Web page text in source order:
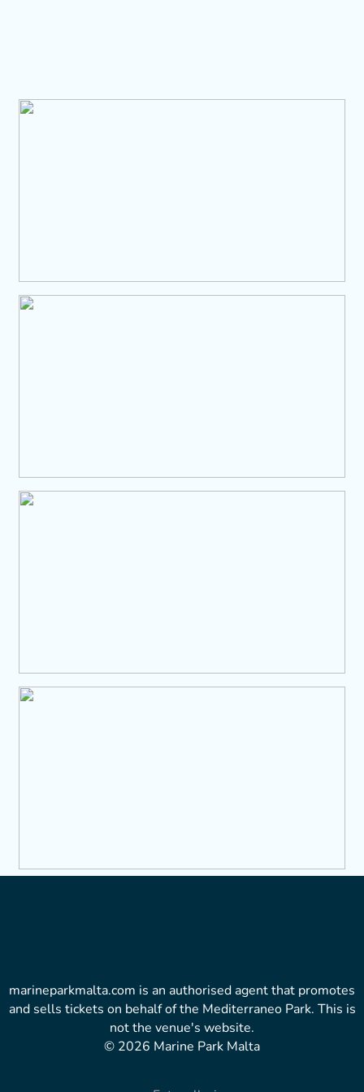
marineparkmalta.com is an authorised agent that promotes
and sells tickets on behalf of the Mediterraneo Park. This is
not the venue's website.
© 2026 Marine Park Malta